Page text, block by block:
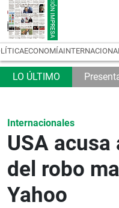
ECONOMÍA
logísticos
Internacionales
USA
del robo
Yahoo